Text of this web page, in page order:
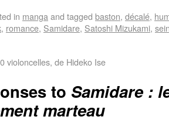
in manga and tagged baston, décalé,
, romance, Samidare, Satoshi Mizukami,
violoncelles, de Hideko Ise
to Samidare :
marteau